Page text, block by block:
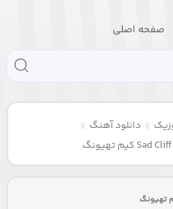
صفحه اصلی
دانلود آهنگ